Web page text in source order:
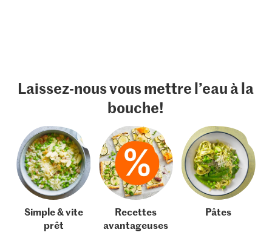
Laissez-nous vous mettre l’eau à la
bouche!
Simple & vite
prêt
Recettes
avantageuses
Pâtes